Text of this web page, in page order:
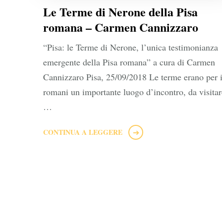
Le Terme di Nerone della Pisa
romana – Carmen Cannizzaro
“Pisa: le Terme di Nerone, l’unica testimonianza
emergente della Pisa romana” a cura di Carmen
Cannizzaro Pisa, 25/09/2018 Le terme erano per i
romani un importante luogo d’incontro, da
…
CONTINUA A LEGGERE